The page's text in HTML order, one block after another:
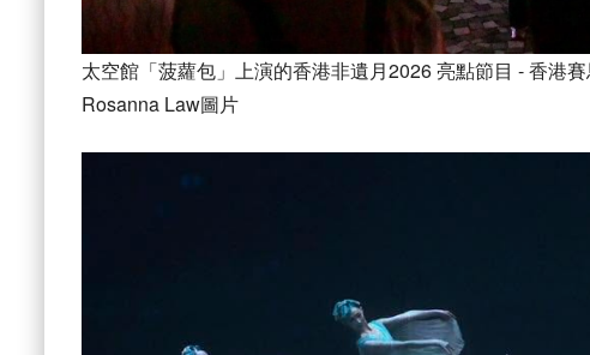
太空館「菠蘿包」上演的香港非遺月2026 亮點節目 - 香港
Rosanna Law圖片